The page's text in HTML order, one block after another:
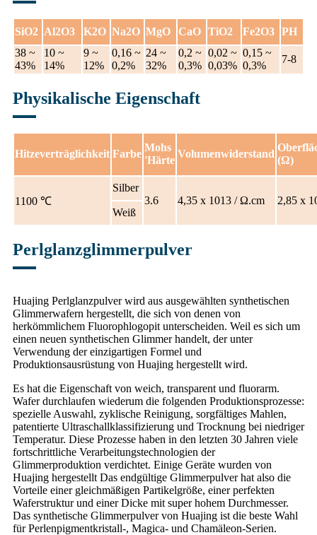
SiO2 Al2O3 K2O Na2O MgO CaO TiO2 Fe2O3 PH
38 ~
43%
10 ~
14%
9 ~
12%
0,16 ~
0,2%
24 ~
32%
0,2 ~
0,3%
0,02 ~
0,03%
0,15 ~
0,3%
7-8
Physikalische Eigenschaft
Hitzeverträglichkeit Farbe
Mohs
'Härte
Volumenwiderstand
(Ω)
1100 ℃
Silber
3.6
4,35 x 1013 / Ω.cm
2,85 x
Weiß
Perlglanzglimmerpulver
Huajing Perlglanzpulver wird aus ausgewählten synthetischen
Glimmerwafern hergestellt, die sich von denen von
herkömmlichem Fluorophlogopit unterscheiden. Weil es sich um
einen neuen synthetischen Glimmer handelt, der unter
Verwendung der einzigartigen Formel und
Produktionsausrüstung von Huajing hergestellt wird.
Es hat die Eigenschaft von weich, transparent und fluorarm.
Wafer durchlaufen wiederum die folgenden Produktionsprozesse:
spezielle Auswahl, zyklische Reinigung, sorgfältiges Mahlen,
patentierte Ultraschallklassifizierung und Trocknung bei niedriger
Temperatur. Diese Prozesse haben in den letzten 30 Jahren viele
fortschrittliche Verarbeitungstechnologien der
Glimmerproduktion verdichtet. Einige Geräte wurden von
Huajing hergestellt Das endgültige Glimmerpulver hat also die
Vorteile einer gleichmäßigen Partikelgröße, einer perfekten
Waferstruktur und einer Dicke mit super hohem Durchmesser.
Das synthetische Glimmerpulver von Huajing ist die beste Wahl
für Perlenpigmentkristall-, Magica- und Chamäleon-Serien.